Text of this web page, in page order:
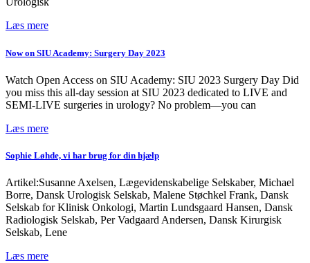
Læs mere
Now on SIU Academy: Surgery Day 2023
Watch Open Access on SIU Academy: SIU 2023 Surgery Day Did
you miss this all-day session at SIU 2023 dedicated to LIVE and
SEMI-LIVE surgeries in urology? No problem—you can
Læs mere
Sophie Løhde, vi har brug for din hjælp
Artikel:Susanne Axelsen, Lægevidenskabelige Selskaber, Michael
Borre, Dansk Urologisk Selskab, Malene Støchkel Frank, Dansk
Selskab for Klinisk Onkologi, Martin Lundsgaard Hansen, Dansk
Radiologisk Selskab, Per Vadgaard Andersen, Dansk Kirurgisk
Selskab, Lene
Læs mere